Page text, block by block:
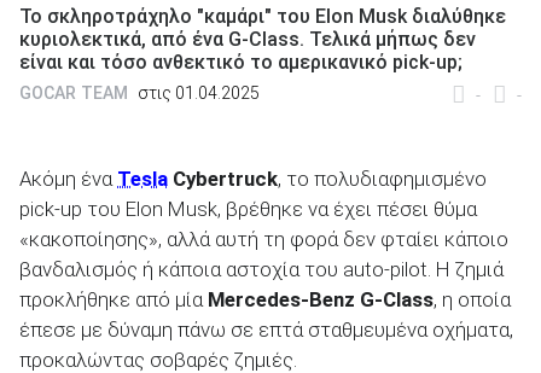
βρες το!
Καινούρια
Το σκληροτράχηλο "καμάρι" του Elon Musk διαλύθηκε
κυριολεκτικά, από ένα G-Class. Τελικά μήπως δεν
είναι και τόσο ανθεκτικό το αμερικανικό pick-up;
- -
GOCAR TEAM στις 01.04.2025
Ακόμη ένα Tesla Cybertruck, το πολυδιαφημισμένο
pick-up του Elon Musk, βρέθηκε να έχει πέσει θύμα
«κακοποίησης», αλλά αυτή τη φορά δεν φταίει κάποιο
βανδαλισμός ή κάποια αστοχία του auto-pilot. Η ζημιά
προκλήθηκε από μία Mercedes-Benz G-Class, η οποία
έπεσε με δύναμη πάνω σε επτά σταθμευμένα οχήματα,
προκαλώντας σοβαρές ζημιές.